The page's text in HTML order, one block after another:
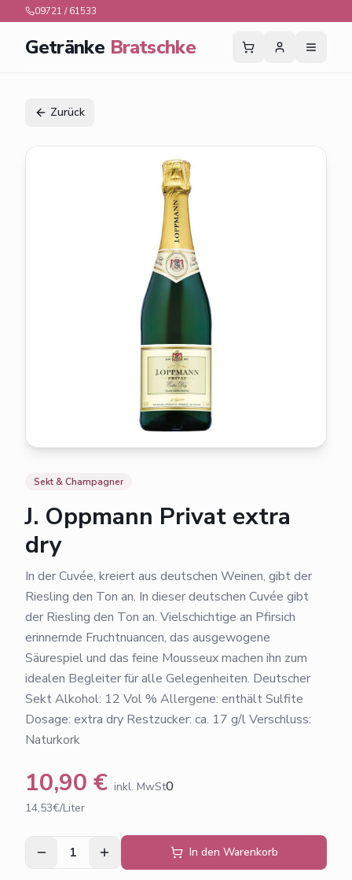
09721 / 61533
Getränke Bratschke
Zurück
Sekt & Champagner
J. Oppmann Privat extra
dry
In der Cuvée, kreiert aus deutschen Weinen, gibt der
Riesling den Ton an. In dieser deutschen Cuvée gibt
der Riesling den Ton an. Vielschichtige an Pfirsich
erinnernde Fruchtnuancen, das ausgewogene
Säurespiel und das feine Mousseux machen ihn zum
idealen Begleiter für alle Gelegenheiten. Deutscher
Sekt Alkohol: 12 Vol % Allergene: enthält Sulfite
Dosage: extra dry Restzucker: ca. 17 g/l Verschluss:
Naturkork
10,90 € inkl. MwSt0
14,53€/Liter
1 In den Warenkorb